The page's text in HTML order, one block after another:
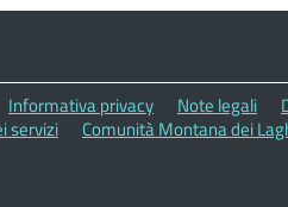
Informativa privacy Note legali
servizi
Comunità Montana dei